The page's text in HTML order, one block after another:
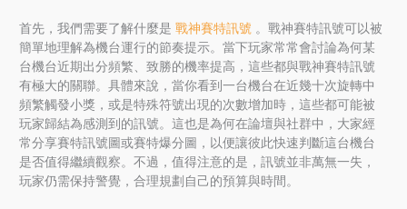
首先，我們需要了解什麼是戰神賽特訊號 。戰神賽特訊號可以被
簡單地理解為機台運行的節奏提示。當下玩家常常會討論為何某
台機台近期出分頻繁、致勝的機率提高，這些都與戰神賽特訊號
有極大的關聯。具體來說，當你看到一台機台在近幾十次旋轉中
頻繁觸發小獎，或是特殊符號出現的次數增加時，這些都可能被
玩家歸結為感測到的訊號。這也是為何在論壇與社群中，大家經
常分享賽特訊號圖或賽特爆分圖，以便讓彼此快速判斷這台機台
是否值得繼續觀察。不過，值得注意的是，訊號並非萬無一失，
玩家仍需保持警覺，合理規劃自己的預算與時間。